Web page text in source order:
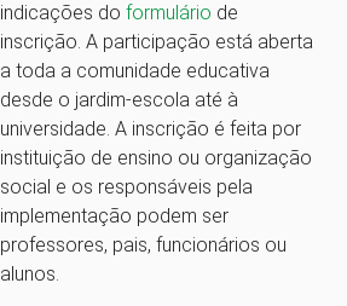
indicações doformulário de
inscrição. A participação está aberta
a toda a comunidade educativa
desde o jardim-escola até à
universidade. A inscrição é feita por
instituição de ensino ou organização
social e os responsáveis pela
implementação podem ser
professores, pais, funcionários ou
alunos.